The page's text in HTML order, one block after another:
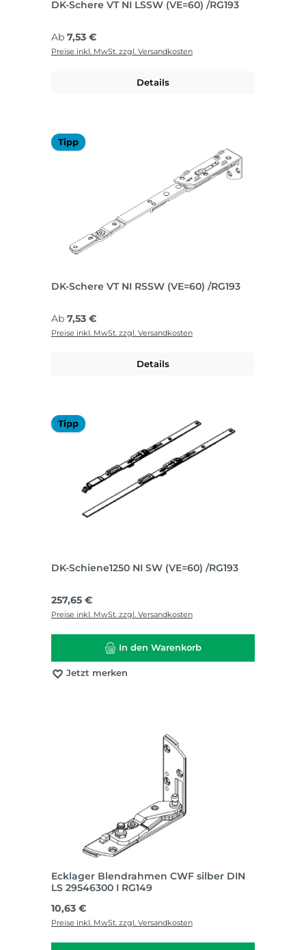
DK-Schere VT NI LSSW (VE=60) /RG193
Regulärer Preis:
Ab 7,53 €
Preise inkl. MwSt. zzgl. Versandkosten
Details
Tipp
DK-Schere VT NI RSSW (VE=60) /RG193
Regulärer Preis:
Ab 7,53 €
Preise inkl. MwSt. zzgl. Versandkosten
Details
Tipp
DK-Schiene1250 NI SW (VE=60) /RG193
Regulärer Preis:
257,65 €
Preise inkl. MwSt. zzgl. Versandkosten
In den Warenkorb
Jetzt merken
Ecklager Blendrahmen CWF silber DIN
LS 29546300 I RG149
Regulärer Preis:
10,63 €
Preise inkl. MwSt. zzgl. Versandkosten